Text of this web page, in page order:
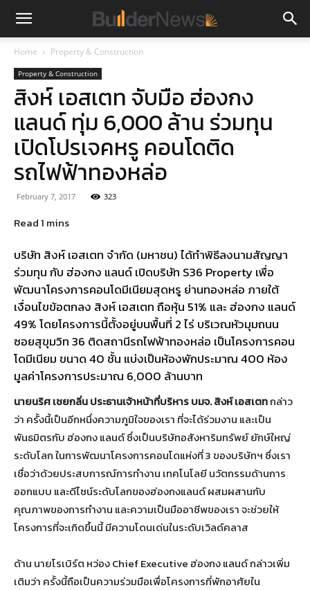
Home Property & Construction
Property & Construction
สิงห์ เอสเตท จับมือ ฮ่องกง
แลนด์ ทุ่ม 6,000 ล้าน ร่วมทุน
เปิดโปรเจคหรู คอนโดติด
รถไฟฟ้าทองหล่อ
February 7, 2017 323
บริษัท สิงห์ เอสเตท จำกัด (มหาชน) ได้ทำพิธีลงนามสัญญา
ร่วมทุน กับ ฮ่องกง แลนด์ เปิดบริษัท S36 Property เพื่อ
พัฒนาโครงการคอนโดมีเนียมสุดหรู ย่านทองหล่อ ภายใต้
เงื่อนไขข้อตกลง สิงห์ เอสเตท ถือหุ้น 51% และ ฮ่องกง แลนด์
49% โดยโครงการนี้ตั้งอยู่บนพื้นที่ 2 ไร่ บริเวณหัวมุมถนน
ซอยสุขุมวิท 36 ติดสถานีรถไฟฟ้าทองหล่อ เป็นโครงการคอน
โดมีเนียม ขนาด 40 ชั้น แบ่งเป็นห้องพักประมาณ 400 ห้อง
มูลค่าโครงการประมาณ 6,000 ล้านบาท
นายนริศ เชยกลิ่น ประธานเจ้าหน้าที่บริหาร บมจ. สิงห์ เอสเตทกล่าว
ว่า ครั้งนี้เป็นอีกหนึ่งความภูมิใจของเรา ที่จะได้ร่วมงาน และเป็น
พันธมิตรกับ ฮ่องกง แลนด์ ซึ่งเป็นบริษัทอสังหาริมทรัพย์ ยักษ์ใหญ่
ระดับโลก ในการพัฒนาโครงการคอนโดแห่งที่ 3 ของบริษัทฯ ซึ่งเรา
เชื่อว่าด้วยประสบการณ์การทำงาน เทคโนโลยี นวัตกรรมด้านการ
ออกแบบ และดีไซน์ระดับโลกของฮ่องกงแลนด์ ผสมผสานกับ
คุณภาพของการทำงาน และความเป็นมืออาชีพของเรา จะช่วยให้
โครงการที่จะเกิดขึ้นนี้ มีความโดนเด่นในระดับเวิลด์คลาส
ด้าน นายโรเบิร์ต หว่อง Chief Executive ฮ่องกง แลนด์ กล่าวเพิ่ม
เติมว่า ครั้งนี้ถือเป็นความร่วมมือเพื่อโครงการที่พักอาศัยใน